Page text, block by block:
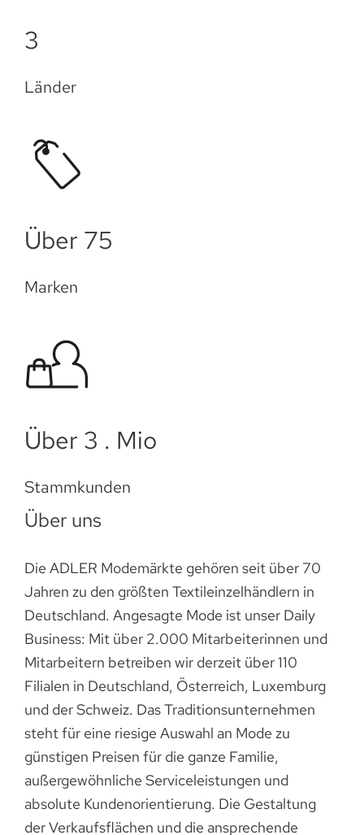
3
Länder
Über 75
Marken
Über 3 . Mio
Stammkunden
Über uns
Die ADLER Modemärkte gehören seit über 70
Jahren zu den größten Textileinzelhändlern in
Deutschland. Angesagte Mode ist unser Daily
Business: Mit über 2.000 Mitarbeiterinnen und
Mitarbeitern betreiben wir derzeit über 110
Filialen in Deutschland, Österreich, Luxemburg
und der Schweiz. Das Traditionsunternehmen
steht für eine riesige Auswahl an Mode zu
günstigen Preisen für die ganze Familie,
außergewöhnliche Serviceleistungen und
absolute Kundenorientierung. Die Gestaltung
der Verkaufsflächen und die ansprechende